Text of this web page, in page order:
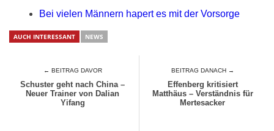
Bei vielen Männern hapert es mit der Vorsorge
AUCH INTERESSANT NEWS
← BEITRAG DAVOR
Schuster geht nach China –
Neuer Trainer von Dalian
Yifang
BEITRAG DANACH →
Effenberg kritisiert
Matthäus – Verständnis für
Mertesacker